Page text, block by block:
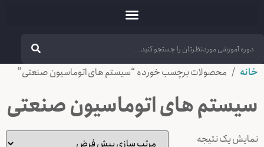
خانه / محصولات برچسب خورده “سیستم های اتوماسیون صنعتی”
سیستم های اتوماسیون صنعتی
نمایش یک نتیجه